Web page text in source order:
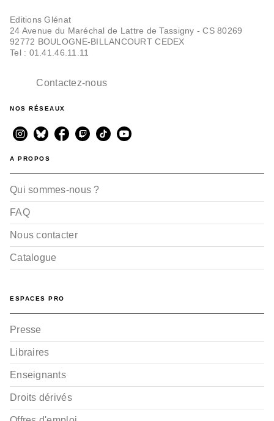
bons-plans-pour-des-week-ends-en-france
Editions Glénat
24 Avenue du Maréchal de Lattre de Tassigny - CS 80269
92772 BOULOGNE-BILLANCOURT CEDEX
Tel : 01.41.46.11.11
Contactez-nous
NOS RÉSEAUX
A PROPOS
Qui sommes-nous ?
FAQ
Nous contacter
Catalogue
ESPACES PRO
Presse
Libraires
Enseignants
Droits dérivés